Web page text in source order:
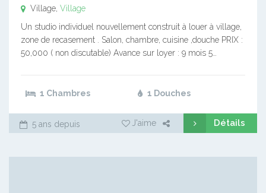
Village, Village
Un studio individuel nouvellement construit à louer à village,
zone de recasement . Salon, chambre, cuisine ,douche PRIX :
50,000 ( non discutable) Avance sur loyer : 9 mois 5…
1 Chambres 1 Douches
5 ans depuis J'aime Détails